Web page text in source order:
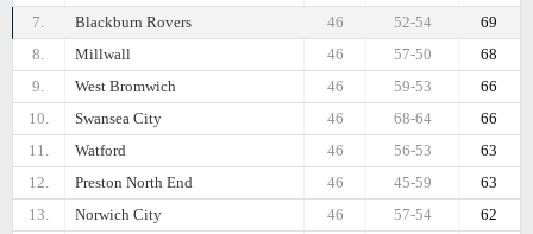
7.
Blackburn Rovers 69
52-54
46
8.
Millwall 68
57-50
46
9.
West Bromwich 66
59-53
46
10.
Swansea City 66
68-64
46
11.
Watford 63
56-53
46
12.
Preston North End 63
45-59
46
13.
Norwich City 62
57-54
46